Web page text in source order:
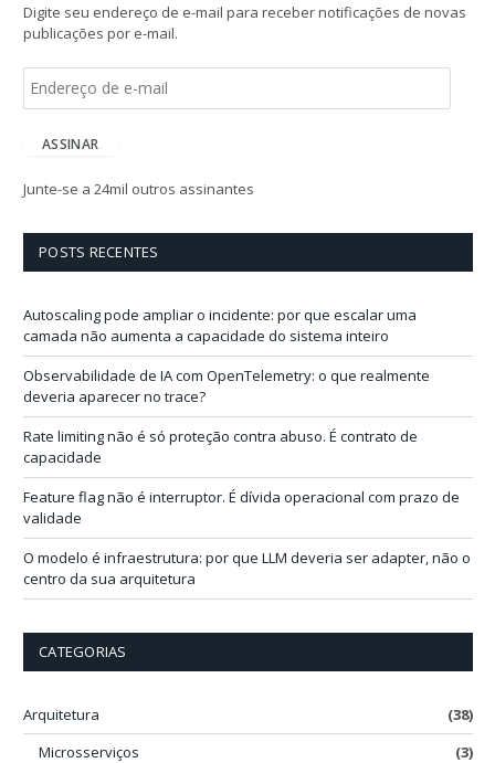
Digite seu endereço de e-mail para receber notificações de novas
publicações por e-mail.
e
ç
i
ASSINAR
Junte-se a 24mil outros assinantes
POSTS RECENTES
Autoscaling pode ampliar o incidente: por que escalar uma
camada não aumenta a capacidade do sistema inteiro
Observabilidade de IA com OpenTelemetry: o que realmente
deveria aparecer no trace?
Rate limiting não é só proteção contra abuso. É contrato de
capacidade
Feature flag não é interruptor. É dívida operacional com prazo de
validade
O modelo é infraestrutura: por que LLM deveria ser adapter, não o
centro da sua arquitetura
CATEGORIAS
Arquitetura
(38)
Microsserviços
(3)